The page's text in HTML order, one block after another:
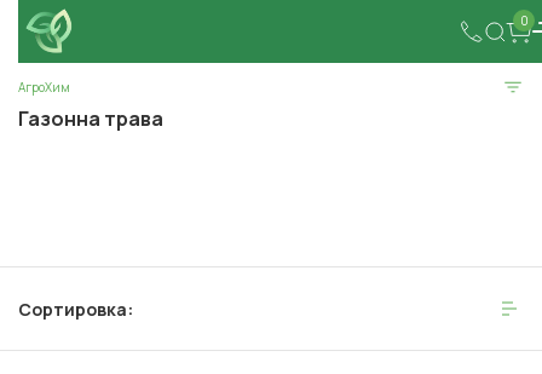
0
АгроХим
Газонна трава
Сортировка: